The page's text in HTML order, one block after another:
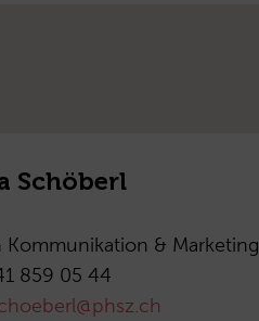
Schöberl
Kommunikation & Marketing
859 05 44